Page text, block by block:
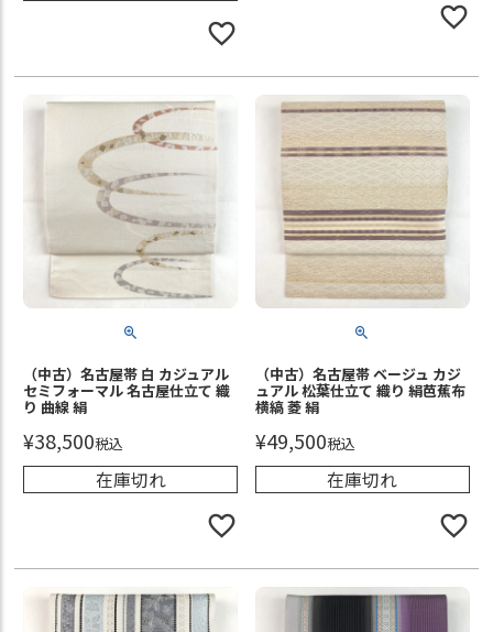
（中古）名古屋帯 白 カジュアル
セミフォーマル 名古屋仕立て 織
り 曲線 絹
¥38,500税込
在庫切れ
（中古）名古屋帯 ベージュ カジ
ュアル 松葉仕立て 織り 絹芭蕉布
横縞 菱 絹
¥49,500税込
在庫切れ